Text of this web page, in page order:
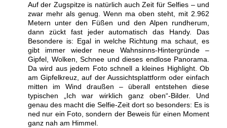
Auf der Zugspitze is natürlich auch Zeit für Selfies – und
zwar mehr als genug. Wenn ma oben steht, mit 2.962
Metern unter den Füßen und den Alpen rundherum,
dann zückt fast jeder automatisch das Handy. Das
Besondere is: Egal in welche Richtung ma schaut, es
gibt immer wieder neue Wahnsinns-Hintergründe –
Gipfel, Wolken, Schnee und dieses endlose Panorama.
Da wird aus jedem Foto schnell a kleines Highlight. Ob
am Gipfelkreuz, auf der Aussichtsplattform oder einfach
mitten im Wind draußen – überall entstehen diese
typischen „Ich war wirklich ganz oben“-Bilder. Und
genau des macht die Selfie-Zeit dort so besonders: Es is
ned nur ein Foto, sondern der Beweis für einen Moment
ganz nah am Himmel.